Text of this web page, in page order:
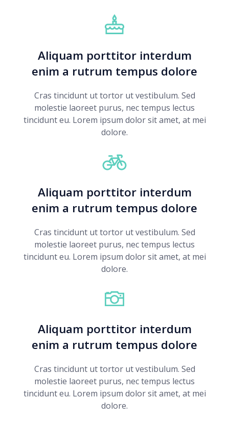
Aliquam porttitor interdum
enim a rutrum tempus dolore
Cras tincidunt ut tortor ut vestibulum. Sed
molestie laoreet purus, nec tempus lectus
tincidunt eu. Lorem ipsum dolor sit amet, at mei
dolore.
Aliquam porttitor interdum
enim a rutrum tempus dolore
Cras tincidunt ut tortor ut vestibulum. Sed
molestie laoreet purus, nec tempus lectus
tincidunt eu. Lorem ipsum dolor sit amet, at mei
dolore.
Aliquam porttitor interdum
enim a rutrum tempus dolore
Cras tincidunt ut tortor ut vestibulum. Sed
molestie laoreet purus, nec tempus lectus
tincidunt eu. Lorem ipsum dolor sit amet, at mei
dolore.